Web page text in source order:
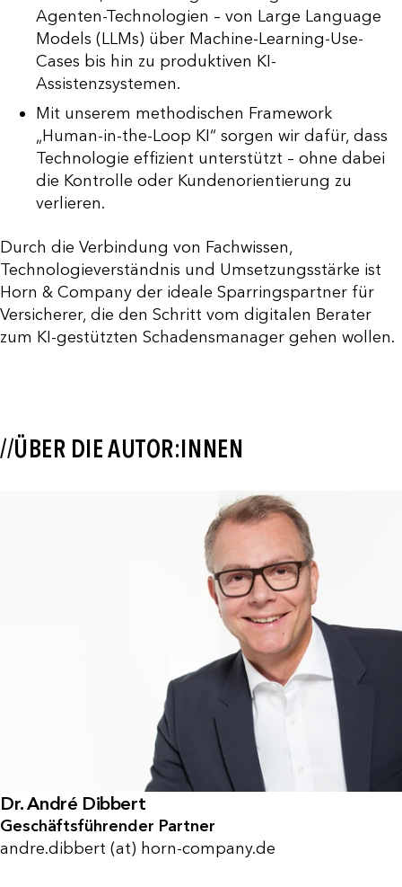
Agenten-Technologien – von Large Language
Models (LLMs) über Machine-Learning-Use-
Cases bis hin zu produktiven KI-
Assistenzsystemen.
Mit unserem methodischen Framework
„Human-in-the-Loop KI“ sorgen wir dafür, dass
Technologie effizient unterstützt – ohne dabei
die Kontrolle oder Kundenorientierung zu
verlieren.
Durch die Verbindung von Fachwissen,
Technologieverständnis und Umsetzungsstärke ist
Horn & Company der ideale Sparringspartner für
Versicherer, die den Schritt vom digitalen Berater
zum KI-gestützten Schadensmanager gehen wollen.
//ÜBER DIE AUTOR:INNEN
Dr. André Dibbert
Geschäftsführender Partner
andre.dibbert (at) horn-company.de